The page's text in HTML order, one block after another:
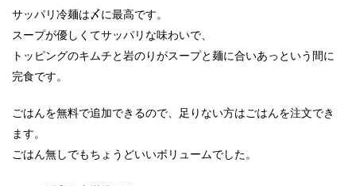
サッパリ冷麺は〆に最高です。
スープが優しくてサッパリな味わいで、
トッピングのキムチと岩のりがスープと麺に合いあっという間に
完食です。
ごはんを無料で追加できるので、足りない方はごはんを注文でき
ます。
ごはん無しでもちょうどいいボリュームでした。